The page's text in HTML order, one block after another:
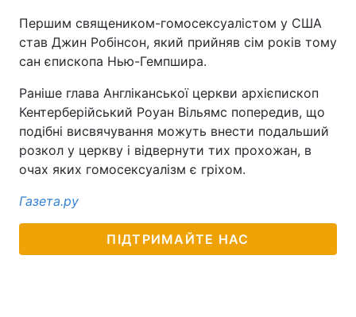
Першим священиком-гомосексуалістом у США
став Джин Робінсон, який прийняв сім років тому
сан єпископа Нью-Гемпшира.
Раніше глава Англіканської церкви архієпископ
Кентерберійський Роуан Вільямс попередив, що
подібні висвячування можуть внести подальший
розкол у церкву і відвернути тих прохожан, в
очах яких гомосексуалізм є гріхом.
Газета.ру
ПІДТРИМАЙТЕ НАС